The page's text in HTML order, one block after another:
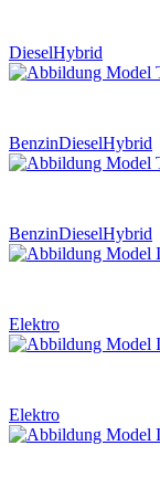
DieselHybrid
BenzinDieselHybrid
BenzinDieselHybrid
Elektro
Elektro